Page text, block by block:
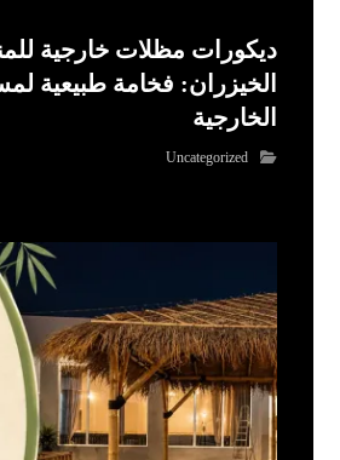
ديكورات مظلات خارجية
الخيزران: فخامة طبيعية
الخارجية
Uncategorized